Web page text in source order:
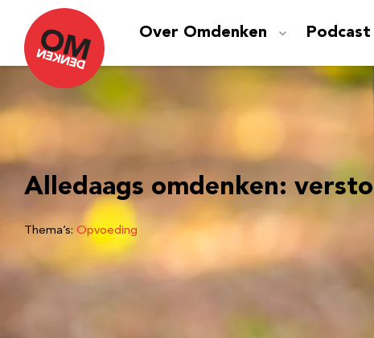
Over Omdenken Podcast
Alledaags omdenken:
Thema’s: Opvoeding